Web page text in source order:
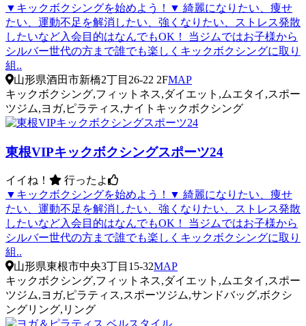
▼キックボクシングを始めよう！▼ 綺麗になりたい、痩せ
たい、運動不足を解消したい、強くなりたい、ストレス発散
したいなど入会目的はなんでもOK！ 当ジムではお子様から
シルバー世代の方まで誰でも楽しくキックボクシングに取り
組..
山形県酒田市新橋2丁目26-22 2FMAP
キックボクシング,フィットネス,ダイエット,ムエタイ,スポー
ツジム,ヨガ,ピラティス,ナイトキックボクシング
東根VIPキックボクシングスポーツ24
イイね！
行ったよ
▼キックボクシングを始めよう！▼ 綺麗になりたい、痩せ
たい、運動不足を解消したい、強くなりたい、ストレス発散
したいなど入会目的はなんでもOK！ 当ジムではお子様から
シルバー世代の方まで誰でも楽しくキックボクシングに取り
組..
山形県東根市中央3丁目15-32MAP
キックボクシング,フィットネス,ダイエット,ムエタイ,スポー
ツジム,ヨガ,ピラティス,スポーツジム,サンドバッグ,ボクシ
ングリング,リング